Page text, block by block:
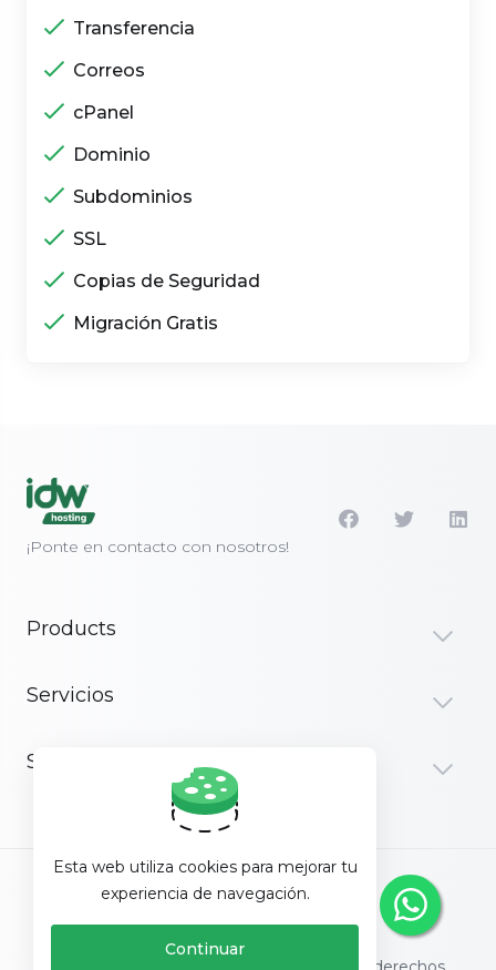
Transferencia
Correos
cPanel
Dominio
Subdominios
SSL
Copias de Seguridad
Migración Gratis
¡Ponte en contacto con nosotros!
Products
Servicios
Soporte
Español
Esta web utiliza cookies para mejorar tu
experiencia de navegación.
Continuar